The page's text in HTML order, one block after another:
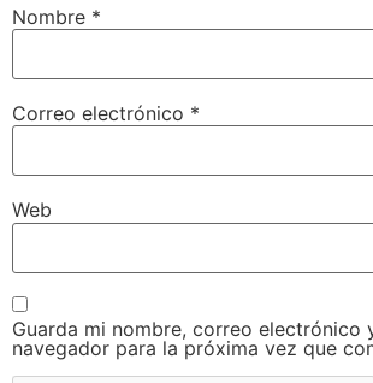
Nombre *
Correo electrónico *
Web
Guarda mi nombre, correo electrónico
navegador para la próxima vez que